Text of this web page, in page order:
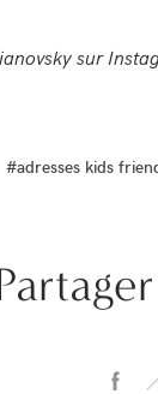
sur
#adresses kids